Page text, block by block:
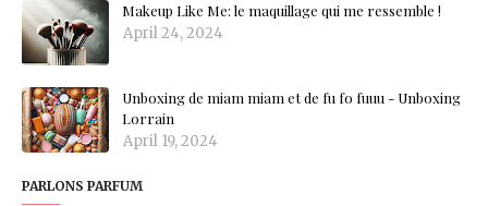
Makeup Like Me: le maquillage qui me ressemble !
April 24, 2024
Unboxing de miam miam et de fu fo fuuu - Unboxing
Lorrain
April 19, 2024
PARLONS PARFUM